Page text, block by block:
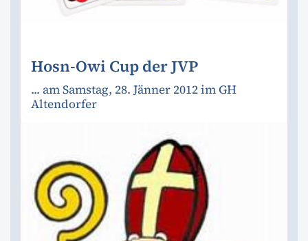
Hosn-Owi Cup der JVP
... am Samstag, 28. Jänner 2012 im GH
Altendorfer